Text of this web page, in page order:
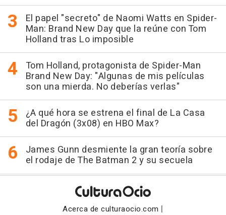
El papel "secreto" de Naomi Watts en Spider-
Man: Brand New Day que la reúne con Tom
Holland tras Lo imposible
Tom Holland, protagonista de Spider-Man
Brand New Day: "Algunas de mis películas
son una mierda. No deberías verlas"
¿A qué hora se estrena el final de La Casa
del Dragón (3x08) en HBO Max?
James Gunn desmiente la gran teoría sobre
el rodaje de The Batman 2 y su secuela
Acerca de culturaocio.com |